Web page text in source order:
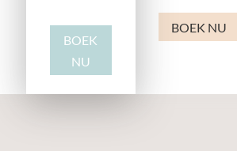
BOEK
NU
BOEK NU